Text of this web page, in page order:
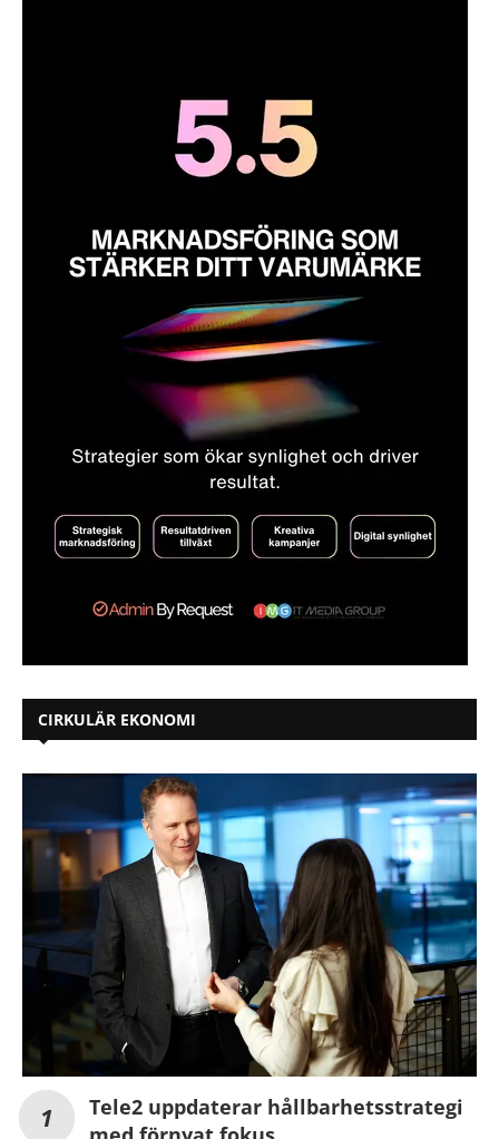
CIRKULÄR EKONOMI
Tele2 uppdaterar hållbarhetsstrategi